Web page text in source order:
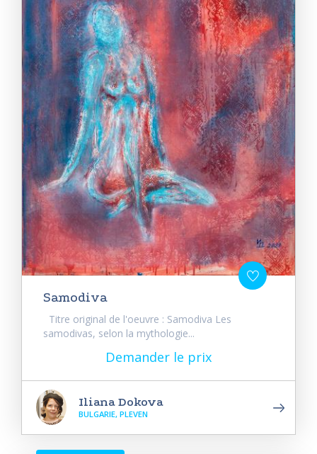
Samodiva
Titre original de l'oeuvre : Samodiva Les
samodivas, selon la mythologie...
Demander le prix
Iliana Dokova
BULGARIE, PLEVEN